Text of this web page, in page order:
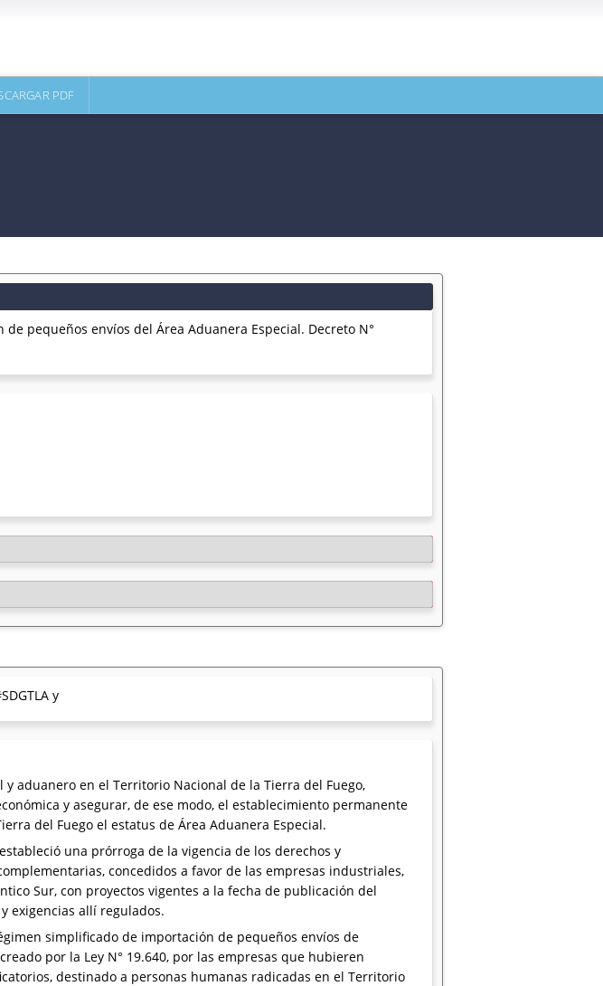
PDF
de pequeños envíos del Área Aduanera Especial. Decreto N°
y
aduanero en el Territorio Nacional de la Tierra del Fuego,
y asegurar, de ese modo, el establecimiento permanente
del Fuego el estatus de Área Aduanera Especial.
una prórroga de la vigencia de los derechos y
concedidos a favor de las empresas industriales,
Sur, con proyectos vigentes a la fecha de publicación del
exigencias allí regulados.
simplificado de importación de pequeños envíos de
por la Ley N° 19.640, por las empresas que hubieren
destinado a personas humanas radicadas en el Territorio